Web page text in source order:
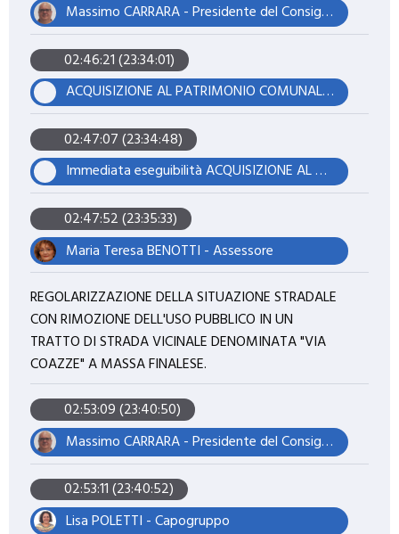
Massimo CARRARA - Presidente del Consiglio
02:46:21 (23:34:01)
ACQUISIZIONE AL PATRIMONIO COMUNALE CON CESSIONE E PRESA IN CARICO OPERE DEL PIANO PARTICOLAREGGIATO DI INZIATIVA PRIVATA DENOMINATO P.P. 6 - SITO IN VIA MONTE S. GIULIA A FINALE EMILIA.
02:47:07 (23:34:48)
Immediata eseguibilità ACQUISIZIONE AL PATRIMONIO COMUNALE CON CESSIONE E PRESA IN CARICO OPERE DEL PIANO PARTICOLAREGGIATO DI INZIATIVA PRIVATA DENOMINATO P.P. 6 - SITO IN VIA MONTE S. GIULIA A FINALE EMILIA.
02:47:52 (23:35:33)
Maria Teresa BENOTTI - Assessore
REGOLARIZZAZIONE DELLA SITUAZIONE STRADALE
CON RIMOZIONE DELL'USO PUBBLICO IN UN
TRATTO DI STRADA VICINALE DENOMINATA "VIA
COAZZE" A MASSA FINALESE.
02:53:09 (23:40:50)
Massimo CARRARA - Presidente del Consiglio
02:53:11 (23:40:52)
Lisa POLETTI - Capogruppo